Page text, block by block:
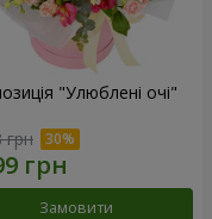
"Улюблені очі"
грн
Замовити